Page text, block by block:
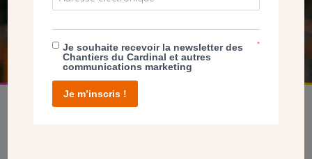
FAIRE UN DON
Je souhaite recevoir la newsletter des
Chantiers du Cardinal et autres
communications marketing
*
Je m’inscris !